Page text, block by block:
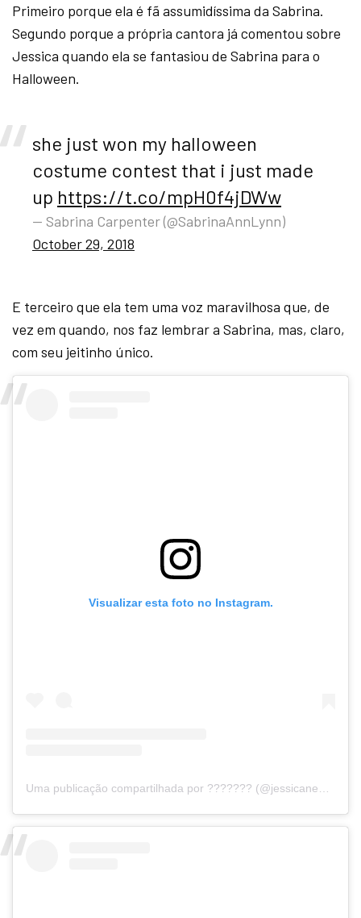
Primeiro porque ela é fã assumidíssima da Sabrina.
Segundo porque a própria cantora já comentou sobre
Jessica quando ela se fantasiou de Sabrina para o
Halloween.
she just won my halloween
costume contest that i just made
up https://t.co/mpH0f4jDWw
— Sabrina Carpenter (@SabrinaAnnLynn)
October 29, 2018
E terceiro que ela tem uma voz maravilhosa que, de
vez em quando, nos faz lembrar a Sabrina, mas, claro,
com seu jeitinho único.
Visualizar esta foto no Instagram.